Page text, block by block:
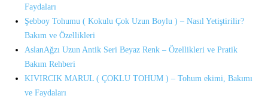
Faydaları
Şebboy Tohumu ( Kokulu Çok Uzun Boylu ) – Nasıl Yetiştirilir?
Bakım ve Özellikleri
AslanAğzı Uzun Antik Seri Beyaz Renk – Özellikleri ve Pratik
Bakım Rehberi
KIVIRCIK MARUL ( ÇOKLU TOHUM ) – Tohum ekimi, Bakımı
ve Faydaları